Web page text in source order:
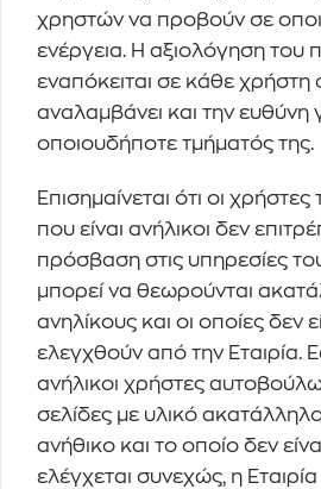
χρηστών να προβούν σε
ενέργεια. Η αξιολόγηση του
εναπόκειται σε κάθε χρήστη
αναλαμβάνει και την ευθύνη
οποιουδήποτε τμήματός της.
Επισημαίνεται ότι οι χρήστες
που είναι ανήλικοι δεν
πρόσβαση στις υπηρεσίες
μπορεί να θεωρούνται
ανηλίκους και οι οποίες δεν
ελεγχθούν από την Εταιρία.
ανήλικοι χρήστες
σελίδες με υλικό
ανήθικο και το οποίο δεν
ελέγχεται συνεχώς, η